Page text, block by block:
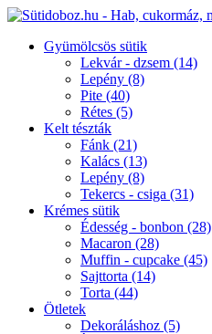
Gyümölcsös sütik
Lekvár - dzsem (14)
Lepény (8)
Pite (40)
Rétes (5)
Kelt tészták
Fánk (21)
Kalács (13)
Lepény (8)
Tekercs - csiga (31)
Krémes sütik
Édesség - bonbon (28)
Macaron (28)
Muffin - cupcake (45)
Sajttorta (14)
Torta (44)
Ötletek
Dekoráláshoz (5)